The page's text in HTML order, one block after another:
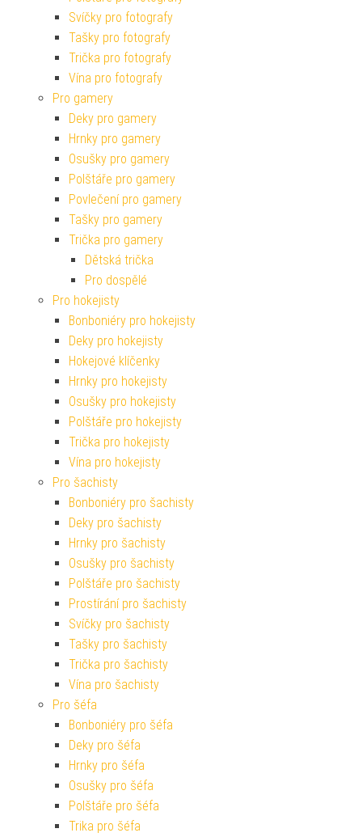
Svíčky pro fotografy
Tašky pro fotografy
Trička pro fotografy
Vína pro fotografy
Pro gamery
Deky pro gamery
Hrnky pro gamery
Osušky pro gamery
Polštáře pro gamery
Povlečení pro gamery
Tašky pro gamery
Trička pro gamery
Dětská trička
Pro dospělé
Pro hokejisty
Bonboniéry pro hokejisty
Deky pro hokejisty
Hokejové klíčenky
Hrnky pro hokejisty
Osušky pro hokejisty
Polštáře pro hokejisty
Trička pro hokejisty
Vína pro hokejisty
Pro šachisty
Bonboniéry pro šachisty
Deky pro šachisty
Hrnky pro šachisty
Osušky pro šachisty
Polštáře pro šachisty
Prostírání pro šachisty
Svíčky pro šachisty
Tašky pro šachisty
Trička pro šachisty
Vína pro šachisty
Pro šéfa
Bonboniéry pro šéfa
Deky pro šéfa
Hrnky pro šéfa
Osušky pro šéfa
Polštáře pro šéfa
Trika pro šéfa